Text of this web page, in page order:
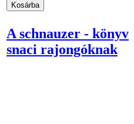
A schnauzer - könyv
snaci rajongóknak